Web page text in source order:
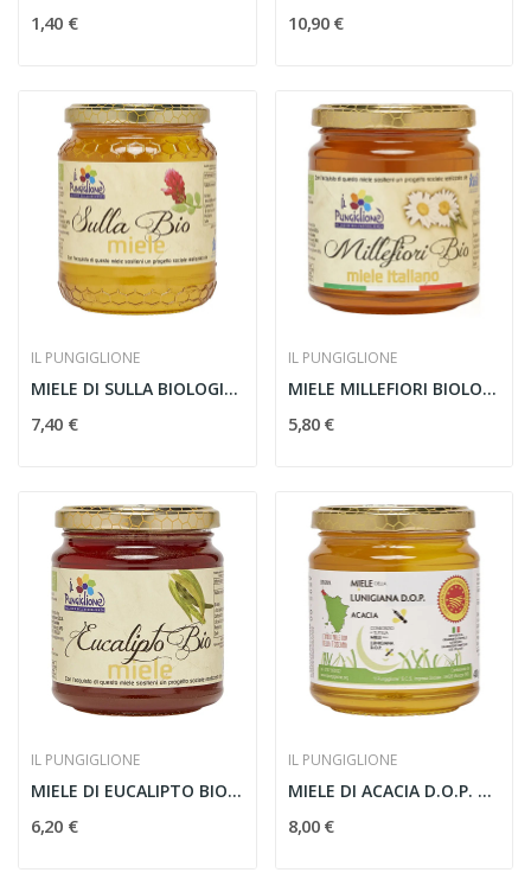
1,40 € 10,90 €
IL PUNGIGLIONE
MIELE DI SULLA BIOLOGICO 500g
7,40 €
IL PUNGIGLIONE
MIELE MILLEFIORI BIOLOGICO 400g
5,80 €
IL PUNGIGLIONE
MIELE DI EUCALIPTO BIOLOGICO 400g
6,20 €
IL PUNGIGLIONE
MIELE DI ACACIA D.O.P. 400g
8,00 €